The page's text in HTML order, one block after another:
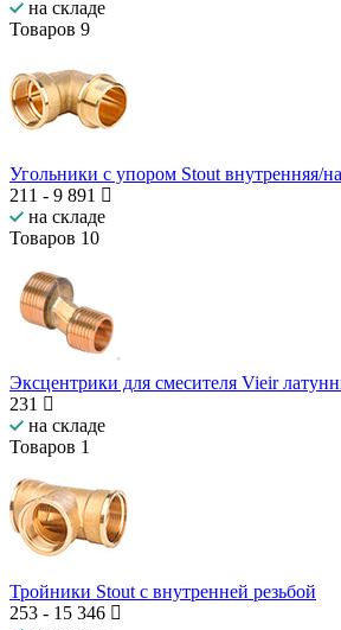
на складе
Товаров 9
Угольники с упором Stout внутренняя/
211 - 9 891
на складе
Товаров 10
Эксцентрики для смесителя Vieir
231
на складе
Товаров 1
Тройники Stout с внутренней резьбой
253 - 15 346